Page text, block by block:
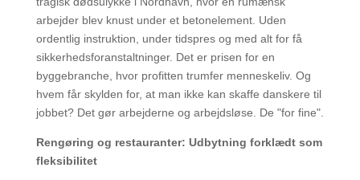
arbejder blev knust under et betonelement. Uden
ordentlig instruktion, under tidspres og med alt for få
sikkerhedsforanstaltninger. Det er prisen for en
byggebranche, hvor profitten trumfer menneskeliv. Og
hvem får skylden for, at man ikke kan skaffe danskere til
jobbet? Det gør arbejderne og arbejdsløse. De "for fine".
Rengøring og restauranter: Udbytning forklædt som
fleksibilitet